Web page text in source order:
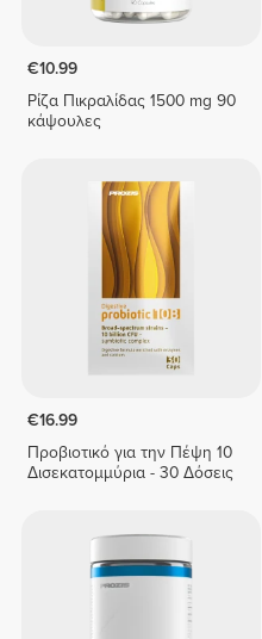
€10.99
Ρίζα Πικραλίδας 1500 mg 90
κάψουλες
€16.99
Προβιοτικό για την Πέψη 10
Δισεκατομμύρια - 30 Δόσεις